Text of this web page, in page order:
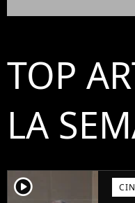
TOP
LA
player2